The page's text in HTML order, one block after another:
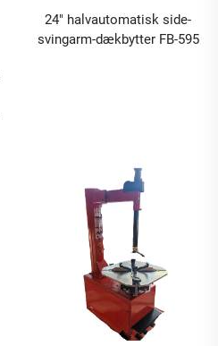
24" halvautomatisk side-
svingarm-dækbytter FB-595